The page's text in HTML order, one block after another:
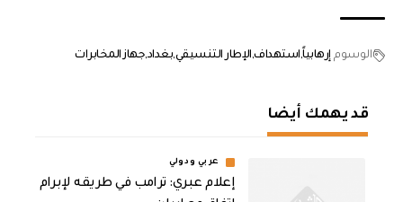
الوسوم إرهابياً استهداف الإطار التنسيقيبغدادجهاز المخابرات
قد يهمك أيضا
عربي ودولي
إعلام عبري: ترامب في طريقه لإبرام